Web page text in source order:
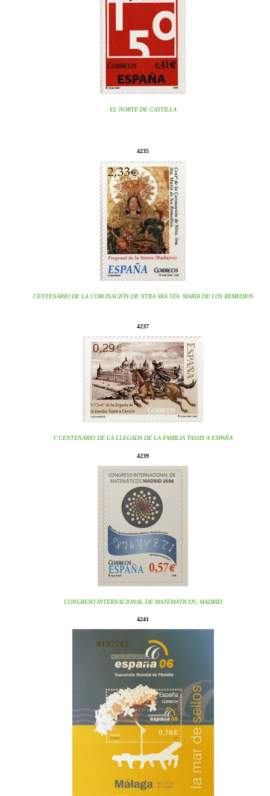
EL NORTE DE CASTILLA
4235
CENTENARIO DE LA CORONACIÓN DE NTRA SRA STA. MARÍA DE LOS REMEDIOS
4237
V CENTENARIO DE LA LLEGADA DE LA FAMILIA TASSIS A ESPAÑA
4239
CONGRESO INTERNACIONAL DE MATEMÁTICOS, MADRID
4241